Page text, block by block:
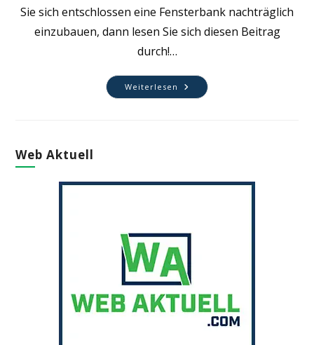
Sie sich entschlossen eine Fensterbank nachträglich
einzubauen, dann lesen Sie sich diesen Beitrag
durch!…
Weiterlesen Gestaltungsmöglichkeiten
Von
Web Aktuell